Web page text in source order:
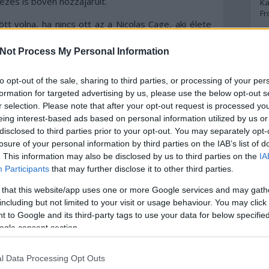
Process My Personal Information
opt-out of the sale, sharing to third parties, or processing of your
for targeted advertising by us, please use the below opt-out
selection. Please note that after your opt-out request is processed
interest-based ads based on personal information utilized by us
to third parties prior to your opt-out. You may separately
of your personal information by third parties on the IAB’s list of
This information may also be disclosed by us to third parties on the
Participants that may further disclose it to other third parties.
that this website/app uses one or more Google services and may
but not limited to your visit or usage behaviour. You may
to Google and its third-party tags to use your data for below
consent section.
Data Processing Opt Outs
volna, ha nincs ott az a Nicolas Cage, aki élete
külsőleg, hanem színészileg is sokat
jó Gary Poulter. Utóbbi alakítását igazán csak
hogy ő nem színész, hanem egy valódi
meg is halt.
hozzá kell tenni, hogy ez abból is fakad, hogy
önmagában. Ez nem azt jelenti, hogy ne lenne
azonban bizonyos pontokon túlságosan is
kiegyensúlyozatlannak mondható tempójában
sem lepett, hogy a stáblistán egy könyv van
az adaptálás és a könyves szerkezet
eredményt szülni, úgy néz ki, ezt itt sem sikerült
összevetve a Joe egészen kiemelkedő film:
és ezzel mindennel rendelkezik, amiért